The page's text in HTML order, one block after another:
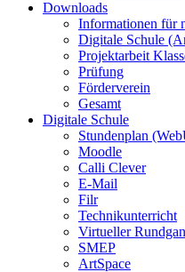
Downloads
Informationen für
Digitale Schule
Projektarbeit
Prüfung
Förderverein
Gesamt
Digitale Schule
Stundenplan
Moodle
Calli Clever
E-Mail
Filr
Technikunterricht
Virtueller
SMEP
ArtSpace